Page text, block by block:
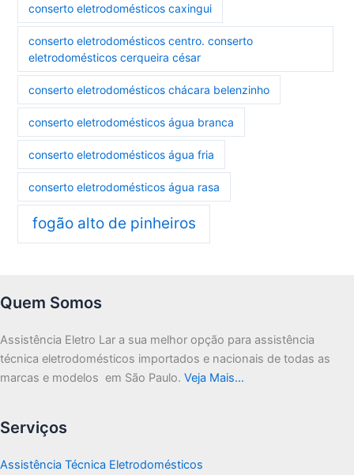
conserto eletrodomésticos caxingui
conserto eletrodomésticos centro. conserto
eletrodomésticos cerqueira césar
conserto eletrodomésticos chácara belenzinho
conserto eletrodomésticos água branca
conserto eletrodomésticos água fria
conserto eletrodomésticos água rasa
fogão alto de pinheiros
Quem Somos
Assistência Eletro Lar a sua melhor opção para assistência
técnica eletrodomésticos importados e nacionais de todas as
marcas e modelos em São Paulo. Veja Mais…
Serviços
Assistência Técnica Eletrodomésticos